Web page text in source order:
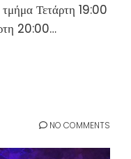
Τετάρτη 19:00
20:00…
NO COMMENTS